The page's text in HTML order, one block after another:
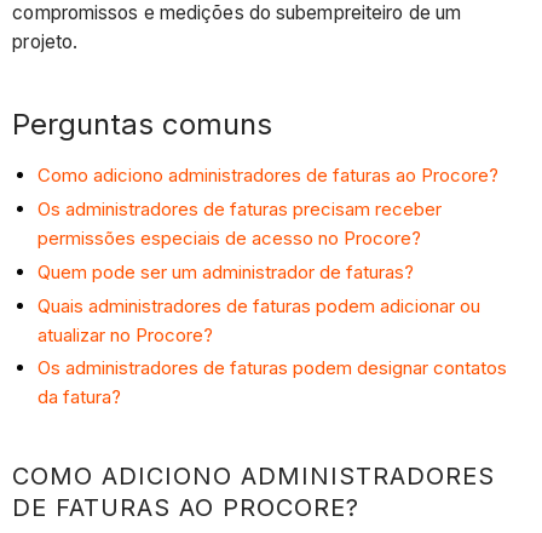
compromissos e medições do subempreiteiro de um
projeto.
Perguntas comuns
Como adiciono administradores de faturas ao Procore?
Os administradores de faturas precisam receber
permissões especiais de acesso no Procore?
Quem pode ser um administrador de faturas?
Quais administradores de faturas podem adicionar ou
atualizar no Procore?
Os administradores de faturas podem designar contatos
da fatura?
COMO ADICIONO ADMINISTRADORES
DE FATURAS AO PROCORE?